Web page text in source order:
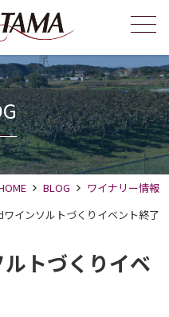
メニュー
BLOG
ワイナリー情報
ワインソルトづくりイベント終了
トづくりイベ